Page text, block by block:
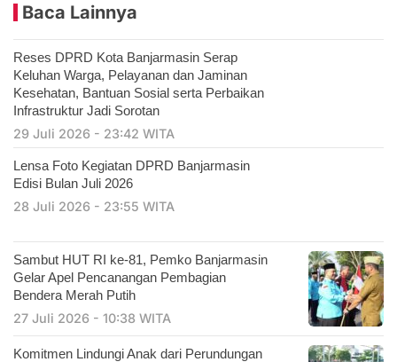
Baca Lainnya
Reses DPRD Kota Banjarmasin Serap
Keluhan Warga, Pelayanan dan Jaminan
Kesehatan, Bantuan Sosial serta Perbaikan
Infrastruktur Jadi Sorotan
29 Juli 2026 - 23:42 WITA
Lensa Foto Kegiatan DPRD Banjarmasin
Edisi Bulan Juli 2026
28 Juli 2026 - 23:55 WITA
Sambut HUT RI ke-81, Pemko Banjarmasin
Gelar Apel Pencanangan Pembagian
Bendera Merah Putih
27 Juli 2026 - 10:38 WITA
Komitmen Lindungi Anak dari Perundungan